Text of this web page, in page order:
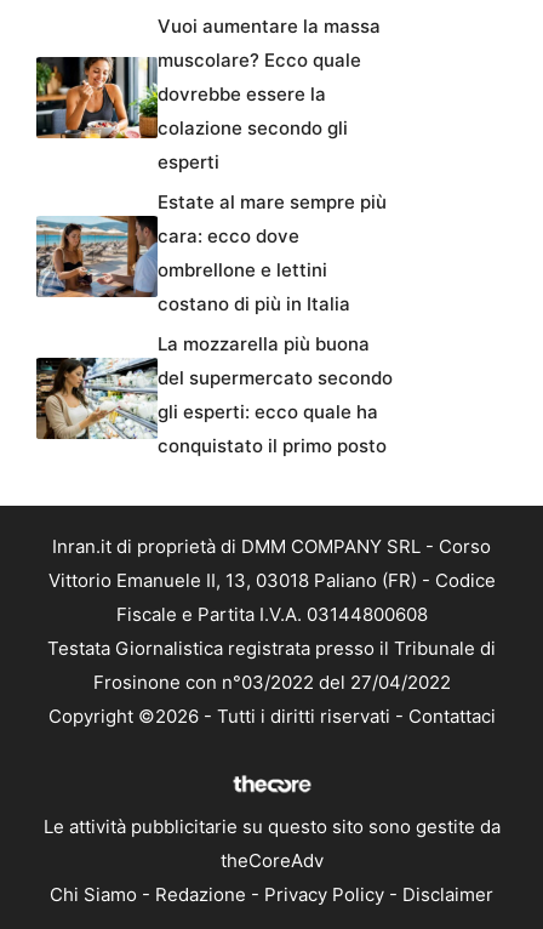
Vuoi aumentare la massa
muscolare? Ecco quale
dovrebbe essere la
colazione secondo gli
esperti
Estate al mare sempre più
cara: ecco dove
ombrellone e lettini
costano di più in Italia
La mozzarella più buona
del supermercato secondo
gli esperti: ecco quale ha
conquistato il primo posto
Inran.it di proprietà di DMM COMPANY SRL - Corso
Vittorio Emanuele II, 13, 03018 Paliano (FR) - Codice
Fiscale e Partita I.V.A. 03144800608
Testata Giornalistica registrata presso il Tribunale di
Frosinone con n°03/2022 del 27/04/2022
Copyright ©2026 - Tutti i diritti riservati - Contattaci
Le attività pubblicitarie su questo sito sono gestite da
theCoreAdv
Chi Siamo - Redazione - Privacy Policy - Disclaimer